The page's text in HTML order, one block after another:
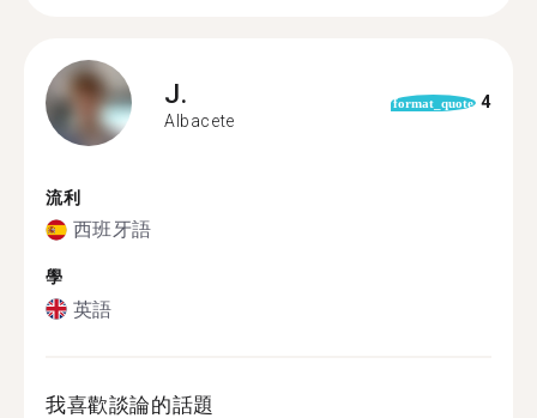
J.
Albacete
format_quote 4
流利
西班牙語
學
英語
我喜歡談論的話題